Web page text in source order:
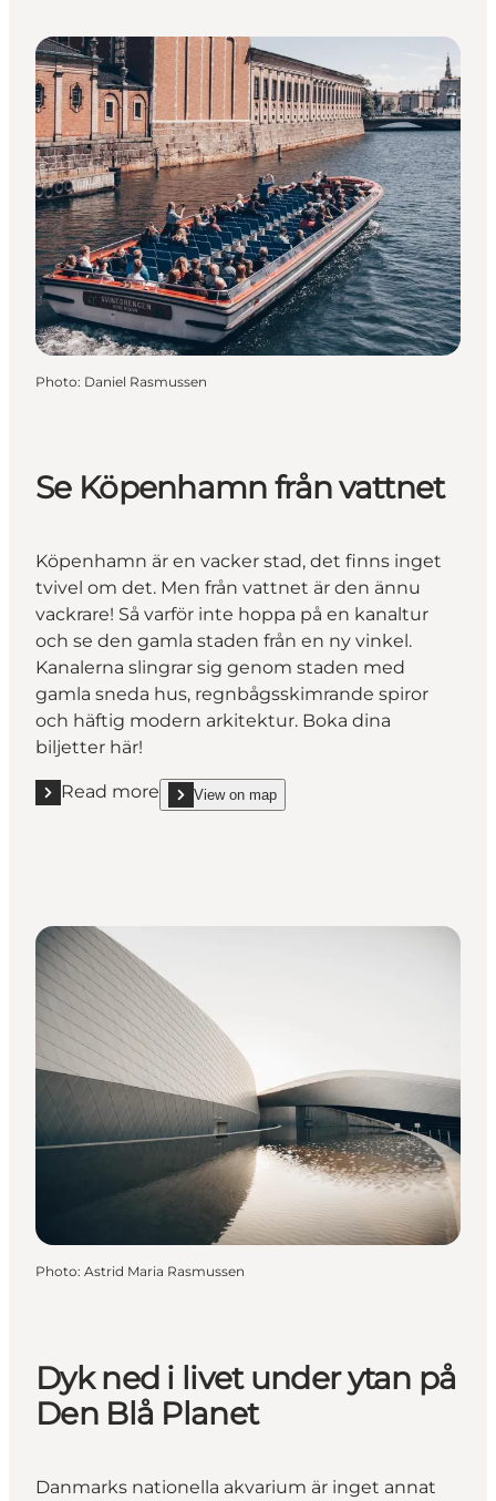
Photo: Daniel Rasmussen
Se Köpenhamn från vattnet
Köpenhamn är en vacker stad, det finns inget
tvivel om det. Men från vattnet är den ännu
vackrare! Så varför inte hoppa på en kanaltur
och se den gamla staden från en ny vinkel.
Kanalerna slingrar sig genom staden med
gamla sneda hus, regnbågsskimrande spiror
och häftig modern arkitektur. Boka dina
biljetter här!
Read more
Read more "Se Köpenhamn från vattnet"
View on map
show Se Köpenhamn från vattnet on_map
Photo: Astrid Maria Rasmussen
Dyk ned i livet under ytan på
Den Blå Planet
Danmarks nationella akvarium är inget annat